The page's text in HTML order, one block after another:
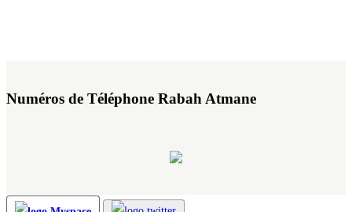
Numéros de Téléphone Rabah Atmane